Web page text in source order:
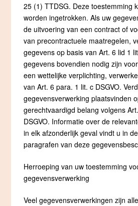
25 (1) TTDSG. Deze toestemming
worden ingetrokken. Als uw
de uitvoering van een contract of
van precontractuele maatregelen,
gegevens op basis van Art. 6 lid 1
gegevens bovendien nodig zijn
een wettelijke verplichting,
van Art. 6 para. 1 lit. c DSGVO.
gegevensverwerking plaatsvinden
gerechtvaardigd belang volgens
DSGVO. Informatie over de
in elk afzonderlijk geval vindt u in
paragrafen van deze
Herroeping van uw toestemming
gegevensverwerking
Veel gegevensverwerkingen zijn